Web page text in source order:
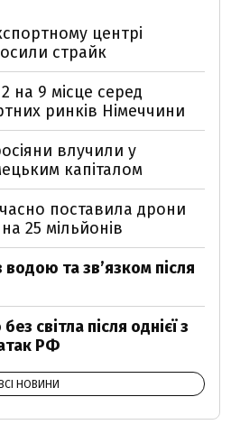
центрі
страйк
на 9 місце серед
ринків Німеччини
влучили у
капіталом
поставила дрони
25 мільйонів
та звʼязком після
світла після однієї з
РФ
ВСІ НОВИНИ